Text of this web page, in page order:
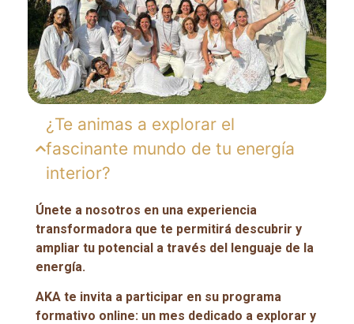
¿Te animas a explorar el
fascinante mundo de tu energía
interior?
Únete a nosotros en una experiencia
transformadora que te permitirá descubrir y
ampliar tu potencial a través del lenguaje de la
energía.
AKA te invita a participar en su programa
formativo online: un mes dedicado a explorar y